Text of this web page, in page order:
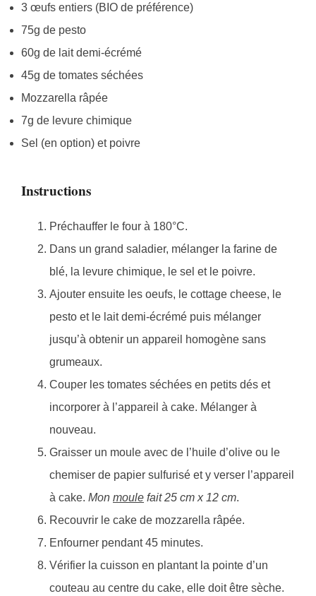
3 œufs entiers (BIO de préférence)
75g de pesto
60g de lait demi-écrémé
45g de tomates séchées
Mozzarella râpée
7g de levure chimique
Sel (en option) et poivre
Instructions
Préchauffer le four à 180°C.
Dans un grand saladier, mélanger la farine de
blé, la levure chimique, le sel et le poivre.
Ajouter ensuite les oeufs, le cottage cheese, le
pesto et le lait demi-écrémé puis mélanger
jusqu’à obtenir un appareil homogène sans
grumeaux.
Couper les tomates séchées en petits dés et
incorporer à l’appareil à cake. Mélanger à
nouveau.
Graisser un moule avec de l’huile d’olive ou le
chemiser de papier sulfurisé et y verser l’appareil
à cake. Mon moule fait 25 cm x 12 cm.
Recouvrir le cake de mozzarella râpée.
Enfourner pendant 45 minutes.
Vérifier la cuisson en plantant la pointe d’un
couteau au centre du cake, elle doit être sèche.